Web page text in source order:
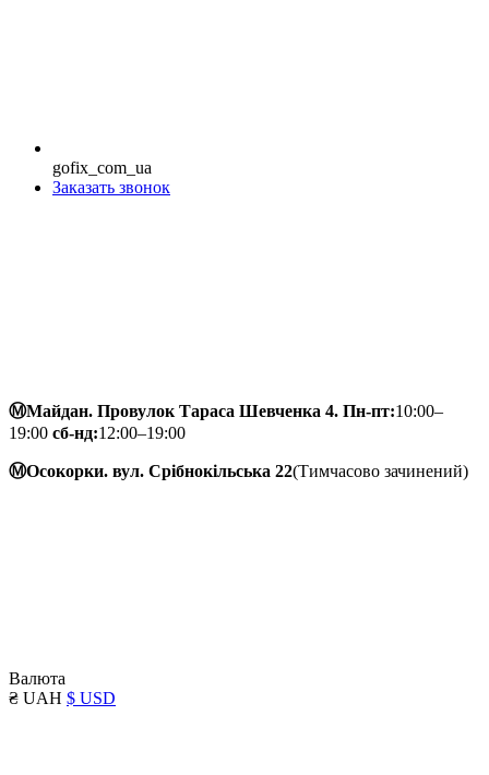
gofix_com_ua
Заказать звонок
Ⓜ️Майдан. Провулок Тараса Шевченка 4. Пн-пт:10:00–
19:00 сб-нд:12:00–19:00
Ⓜ️Осокорки. вул. Срібнокільська 22(Тимчасово зачинений)
Валюта
₴ UAH $ USD